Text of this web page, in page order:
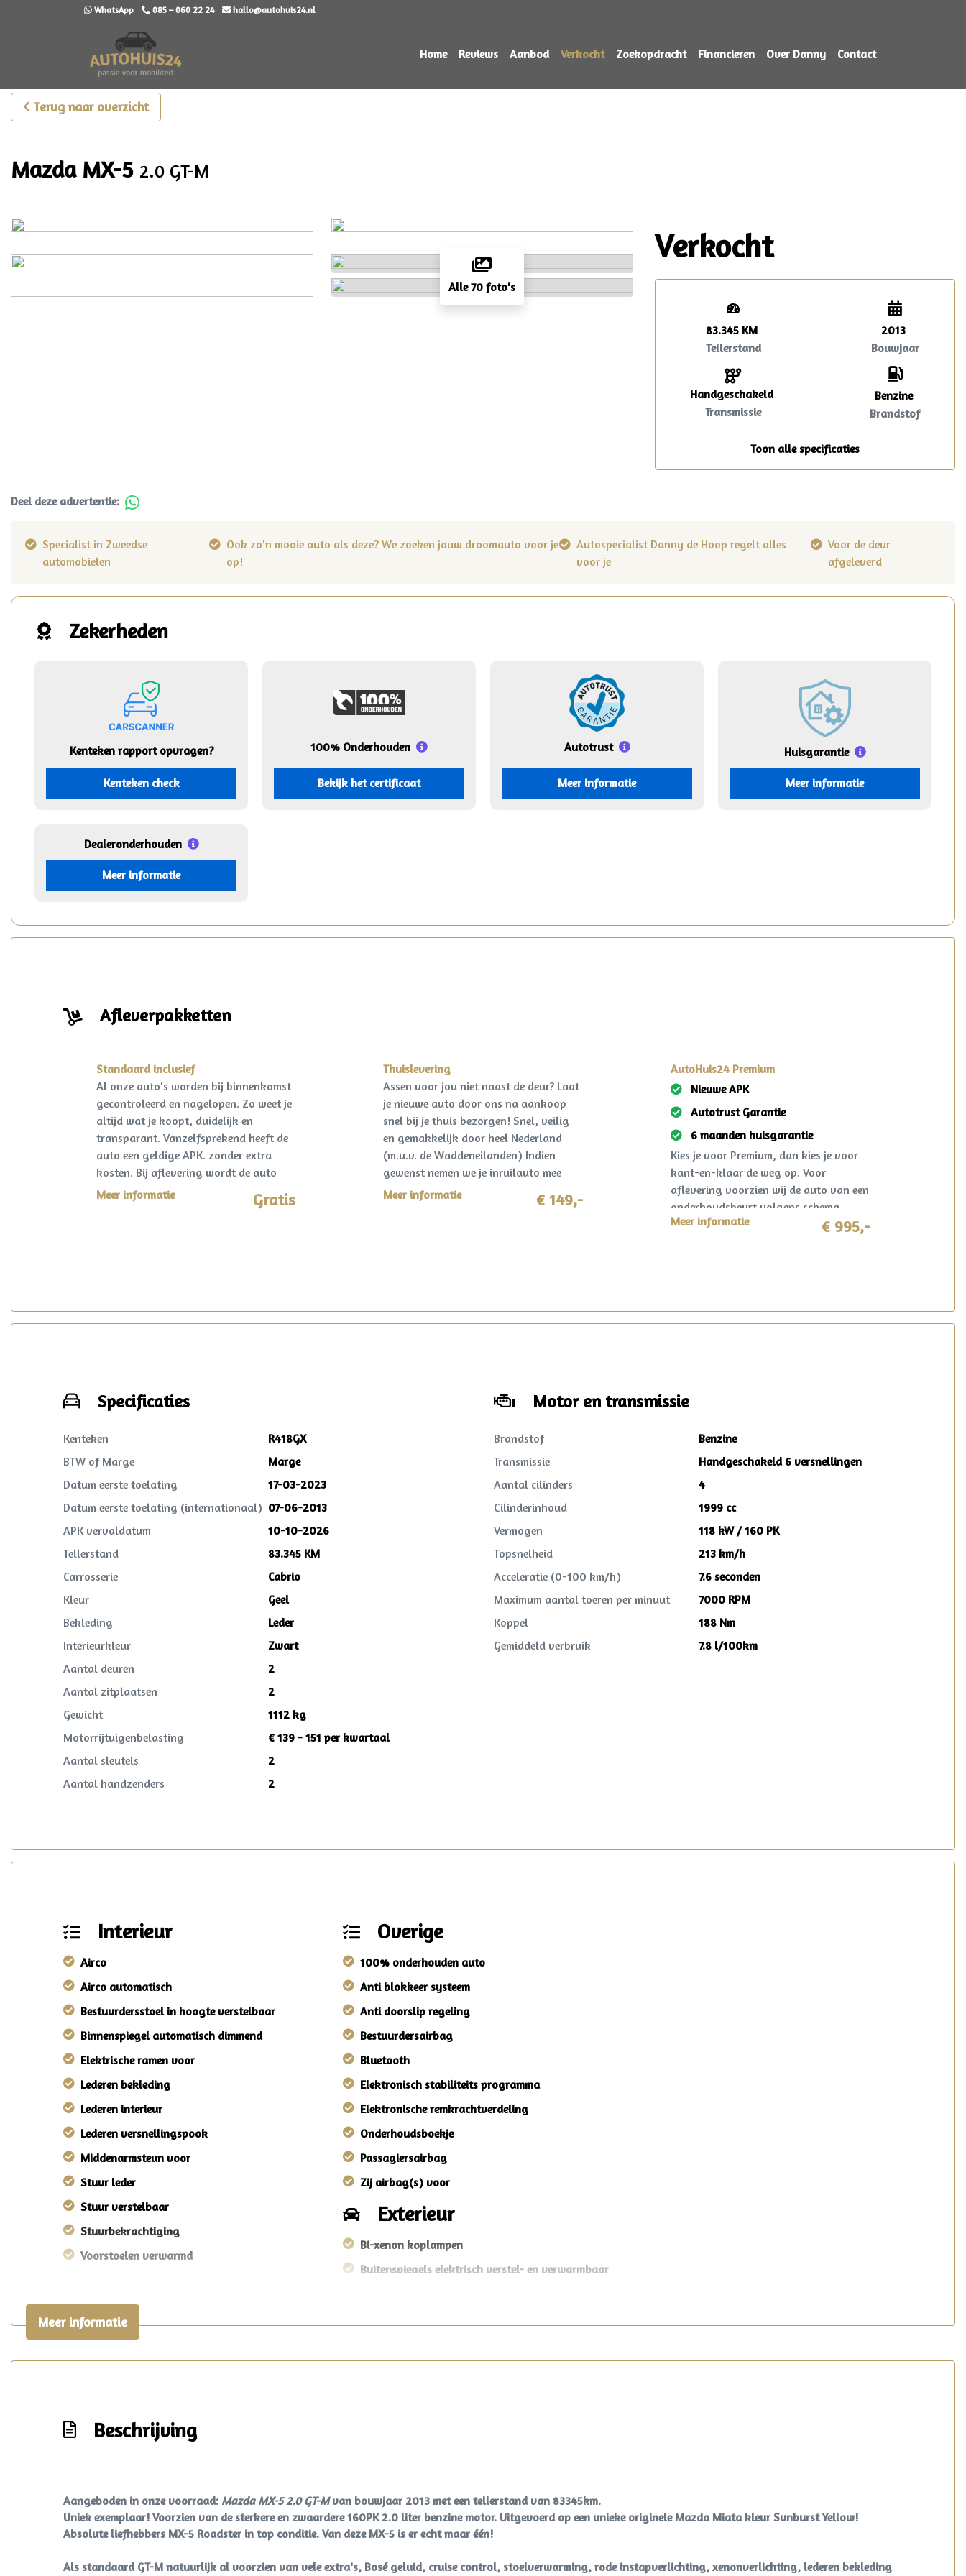
WhatsApp 085 – 060 22 24 hallo@autohuis24.nl
Home Reviews Aanbod Verkocht Zoekopdracht Financieren Over Danny Contact
Terug naar overzicht
Mazda MX-5 2.0 GT-M
Alle 70 foto's
Verkocht
83.345 KM
Tellerstand
Handgeschakeld
Transmissie
2013
Bouwjaar
Benzine
Brandstof
Toon alle specificaties
Deel deze advertentie:
Specialist in Zweedse
automobielen
Ook zo'n mooie auto als deze? We zoeken jouw droomauto voor je
op!
Autospecialist Danny de Hoop regelt alles
voor je
Voor de deur
afgeleverd
Zekerheden
Kenteken rapport opvragen?
Kenteken check
100% Onderhouden
Bekijk het certificaat
Autotrust
Meer informatie
Huisgarantie
Meer informatie
Dealeronderhouden
Meer informatie
Afleverpakketten
Standaard inclusief
Al onze auto's worden bij binnenkomst
gecontroleerd en nagelopen. Zo weet je
altijd wat je koopt, duidelijk en
transparant. Vanzelfsprekend heeft de
auto een geldige APK. zonder extra
kosten. Bij aflevering wordt de auto
kosteloos op naam gezet en een
vrijwaring van de eventuele inruilauto
Meer informatie Gratis
Thuislevering
Assen voor jou niet naast de deur? Laat
je nieuwe auto door ons na aankoop
snel bij je thuis bezorgen! Snel, veilig
en gemakkelijk door heel Nederland
(m.u.v. de Waddeneilanden) Indien
gewenst nemen we je inruilauto mee
terug! I.c.m. pakket Premium slechts
Meer informatie € 149,-
AutoHuis24 Premium
Nieuwe APK
Autotrust Garantie
6 maanden huisgarantie
Kies je voor Premium, dan kies je voor
kant-en-klaar de weg op. Voor
aflevering voorzien wij de auto van een
onderhoudsbeurt volgens schema,
nieuwe APK en een grondige technische
iets voorzien? Dan wordt dit opgelost
volgens de heldere voorwaarden, waar
Meer informatie € 995,-
Specificaties
Kenteken
R418GX
BTW of Marge
Marge
Datum eerste toelating
17-03-2023
Datum eerste toelating (internationaal) 07-06-2013
APK vervaldatum
10-10-2026
Tellerstand
83.345 KM
Carrosserie
Cabrio
Kleur
Geel
Bekleding
Leder
Interieurkleur
Zwart
Aantal deuren
2
Aantal zitplaatsen
2
Gewicht
1112 kg
Motorrijtuigenbelasting
€ 139 - 151 per kwartaal
Aantal sleutels
2
Aantal handzenders
2
Motor en transmissie
Brandstof
Benzine
Transmissie
Handgeschakeld 6 versnellingen
Aantal cilinders
4
Cilinderinhoud
1999 cc
Vermogen
118 kW / 160 PK
Topsnelheid
213 km/h
Acceleratie (0-100 km/h)
7.6 seconden
Maximum aantal toeren per minuut
7000 RPM
Koppel
188 Nm
Gemiddeld verbruik
7.8 l/100km
Interieur
Airco
Airco automatisch
Bestuurdersstoel in hoogte verstelbaar
Binnenspiegel automatisch dimmend
Elektrische ramen voor
Lederen bekleding
Lederen interieur
Lederen versnellingspook
Middenarmsteun voor
Stuur leder
Stuur verstelbaar
Stuurbekrachtiging
Voorstoelen verwarmd
Overige
100% onderhouden auto
Anti blokkeer systeem
Anti doorslip regeling
Bestuurdersairbag
Bluetooth
Elektronisch stabiliteits programma
Elektronische remkrachtverdeling
Onderhoudsboekje
Passagiersairbag
Zij airbag(s) voor
Exterieur
Bi-xenon koplampen
Buitenspiegels elektrisch verstel- en verwarmbaar
Meer informatie
Beschrijving
Aangeboden in onze voorraad: Mazda MX-5 2.0 GT-Mvan bouwjaar 2013 met een tellerstand van 83345km.
Uniek exemplaar! Voorzien van de sterkere en zwaardere 160PK 2.0 liter benzine motor. Uitgevoerd op een unieke originele Mazda Miata kleur Sunburst Yellow!
Absolute liefhebbers MX-5 Roadster in top conditie. Van deze MX-5 is er echt maar één!
Als standaard GT-M natuurlijk al voorzien van vele extra's, Bosé geluid, cruise control, stoelverwarming, rode instapverlichting, xenonverlichting, lederen bekleding